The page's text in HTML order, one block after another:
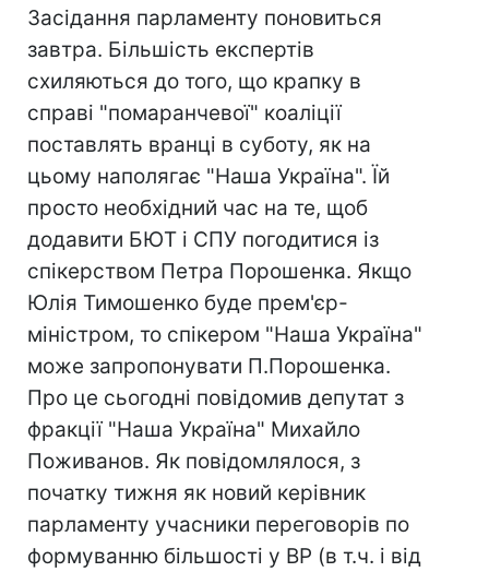
Засідання парламенту поновиться
завтра. Більшість експертів
схиляються до того, що крапку в
справі "помаранчевої" коаліції
поставлять вранці в суботу, як на
цьому наполягає "Наша Україна". Їй
просто необхідний час на те, щоб
додавити БЮТ і СПУ погодитися із
спікерством Петра Порошенка. Якщо
Юлія Тимошенко буде прем'єр-
міністром, то спікером "Наша Україна"
може запропонувати П.Порошенка.
Про це сьогодні повідомив депутат з
фракції "Наша Україна" Михайло
Поживанов. Як повідомлялося, з
початку тижня як новий керівник
парламенту учасники переговорів по
формуванню більшості у ВР (в т.ч. і від